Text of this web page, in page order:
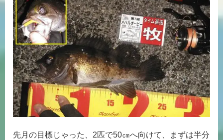
先月の目標じゃった、2匹で50㎝へ向けて、まずは半分